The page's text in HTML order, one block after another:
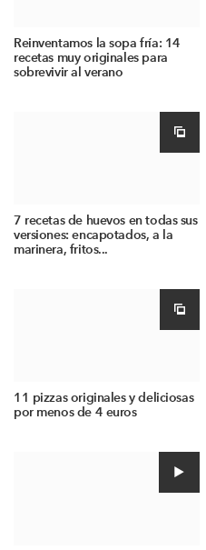
Reinventamos la sopa fría: 14
recetas muy originales para
sobrevivir al verano
7 recetas de huevos en todas sus
versiones: encapotados, a la
marinera, fritos...
11 pizzas originales y deliciosas
por menos de 4 euros